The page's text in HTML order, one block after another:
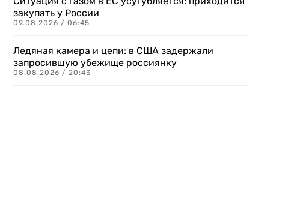
закупать у России
09.08.2026 / 06:45
Ледяная камера и цепи: в США задержали
запросившую убежище россиянку
08.08.2026 / 20:43